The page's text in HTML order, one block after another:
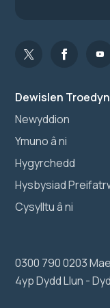
Dewislen Troedyn
Newyddion
Ymuno â ni
Hygyrchedd
Hysbysiad
Cysylltu â ni
0300 790 0203
4yp Dydd Llun -